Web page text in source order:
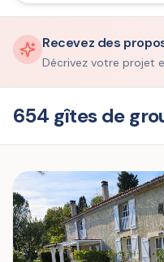
Recevez des
Décrivez votre projet
654 gîtes de